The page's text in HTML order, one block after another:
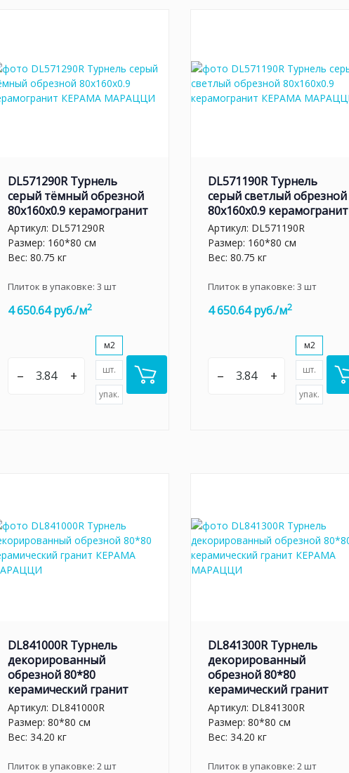
DL571290R Турнель
серый тёмный обрезной
80x160x0.9 керамогранит
Артикул: DL571290R
Размер: 160*80 см
Вес: 80.75 кг
Плиток в упаковке: 3 шт
4 650.64 руб./м2
– +
м2
шт.
упак.
DL571190R Турнель
серый светлый обрезной
80x160x0.9 керамогранит
Артикул: DL571190R
Размер: 160*80 см
Вес: 80.75 кг
Плиток в упаковке: 3 шт
4 650.64 руб./м2
– +
м2
шт.
упак.
DL841000R Турнель
декорированный
обрезной 80*80
керамический гранит
Артикул: DL841000R
Размер: 80*80 см
Вес: 34.20 кг
Плиток в упаковке: 2 шт
DL841300R Турнель
декорированный
обрезной 80*80
керамический гранит
Артикул: DL841300R
Размер: 80*80 см
Вес: 34.20 кг
Плиток в упаковке: 2 шт